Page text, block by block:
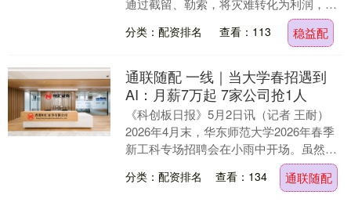
成利益链。这场“绿化大戏”最终导致亡
国，揭示了权力....
分类：配资排名 查看：113 稳益配
通联随配 一线｜当大学春招遇到
AI：月薪7万起 7家公司抢1人
《科创板日报》5月2日讯（记者 王耐）
2026年4月末，华东师范大学2026年春季
新工科专场招聘会在小雨中开场。虽然有
雨，现场仍聚集了不少前来咨询的学生。
华为、....
分类：配资排名 查看：134 通联随配